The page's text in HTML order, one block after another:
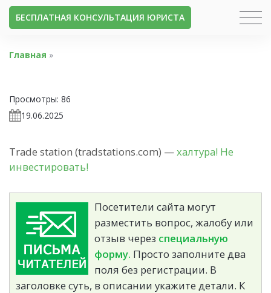
БЕСПЛАТНАЯ КОНСУЛЬТАЦИЯ ЮРИСТА
Главная »
Просмотры: 86
19.06.2025
Trade station (tradstations.com) —халтура! Не
инвестировать!
Посетители сайта могут
разместить вопрос, жалобу или
отзыв через специальную
форму. Просто заполните два
поля без регистрации. В
заголовке суть, в описании укажите детали. К